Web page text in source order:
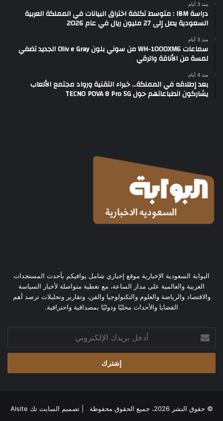
منذ 3 أيام
دراسة IBM : متوسط تكلفة اختراق البيانات في المملكة العربية
السعودية يصل إلى 27 مليون ريال في عام 2026
منذ 3 أيام
سماعات WH-1000XM6 من سوني بلون Oliv e Gray الجديد تضفي
لمسة من الأناقة والرقي
منذ 4 أيام
بعد إطلاقه في المملكة… خبراء التقنية ورواد مجتمع الألعاب
يشاركون انطباعاتهم حول TECNO POVA 8 Pro 5G
البوابة السعودية الإخبارية موقع إخباري شامل يوافيكم بأحدث المستجدات
العربية والعالمية على مدار الساعة، مع تغطية متواصلة لأخبار السياسة
والاقتصاد والرياضة والعلوم والتكنولوجيا والفن، وتقارير وتحليلات ترصد أهم
القضايا والأحداث محليًا ودوليًا بمصداقية واحترافية.
بريدك
الإلكتروني
© حقوق النشر 2026، جميع الحقوق محفوظة | تصميم
السايت تك Alsite